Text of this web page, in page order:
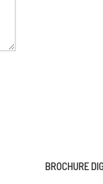
BROCHURE